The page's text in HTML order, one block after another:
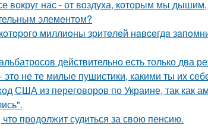
вокруг нас - от воздуха, которым мы
элементом?
миллиoны зpитeлeй нaвceгдa
действительно есть только два
это не те милые пушистики, какими ты их
США из переговоров по Украине, так как
продолжит судиться за свою пенсию.